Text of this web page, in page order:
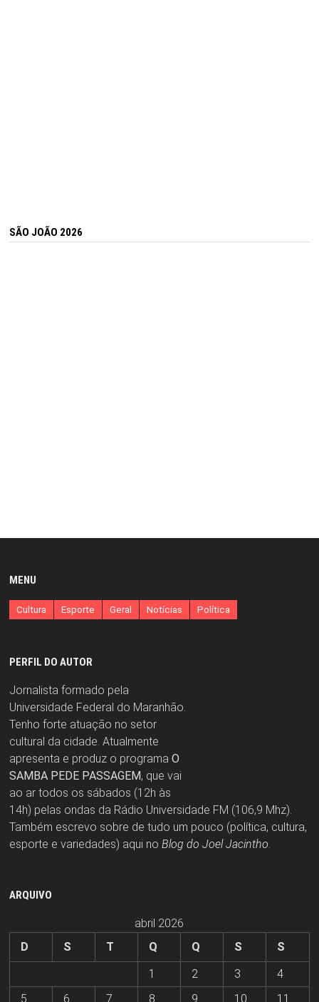
SÃO JOÃO 2026
MENU
Cultura Esporte Geral Notícias Política
PERFIL DO AUTOR
Jornalista formado pela
Universidade Federal do Maranhão.
Tenho forte atuação no setor
cultural da cidade. Atualmente
apresenta e produz o programa O
SAMBA PEDE PASSAGEM, que vai
ao ar todos os sábados (12h às
14h) pelas ondas da Rádio Universidade FM (106,9 Mhz).
Também escrevo sobre de tudo um pouco (política, cultura,
esporte e variedades) aqui no Blog do Joel Jacintho.
ARQUIVO
abril 2026
D
S T Q Q S
S
1
2 3
4
5
6 7 8 9 10 11